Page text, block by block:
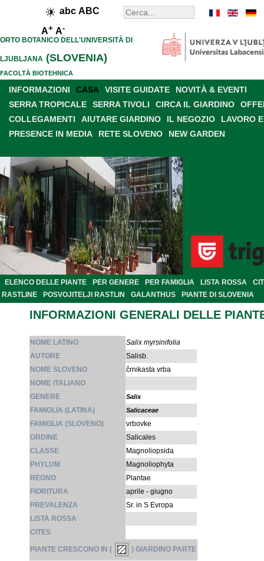
abc ABC
A+ A-
ORTO BOTANICO DELL'UNIVERSITÀ DI
LJUBLJANA (SLOVENIA)
FACOLTÀ BIOTEHNICA
INFORMAZIONI CASA VISITE GUIDATE
NOVITÀ & EVENTI
SERRA TROPICALE
SERRA TIVOLI CIRCA IL GIARDINO
COLLEGAMENTI
AIUTARE GIARDINO IL NEGOZIO
LAVORO
PRESENCE IN MEDIA
RETE SLOVENO NEW GARDEN
ELENCO DELLE PIANTE PER GENERE PER FAMIGLIA LISTA ROSSA
RASTLINE
POSVOJITELJI RASTLIN GALANTHUS PIANTE DI SLOVENIA
INFORMAZIONI GENERALI DELLE
NOME LATINO
Salix myrsinifolia
AUTORE
Salisb.
NOME SLOVENO
črnikasta vrba
NOME ITALIANO
GENERE
Salix
FAMIGLIA (LATINA) Salicaceae
FAMIGLIA (SLOVENO)
vrbovke
ORDINE
Salicales
CLASSE
Magnoliopsida
PHYLUM
Magnoliophyta
REGNO
Plantae
FIORITURA
aprile - giugno
PREVALENZA
Sr. in S Evropa
LISTA ROSSA
CITES
PIANTE CRESCONO IN ( ) GIARDINO PARTE